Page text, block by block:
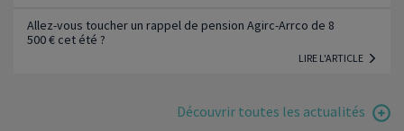
Allez-vous toucher un rappel de pension Agirc-Arrco de 8
500 € cet été ?
LIRE L'ARTICLE
Découvrir toutes les actualités